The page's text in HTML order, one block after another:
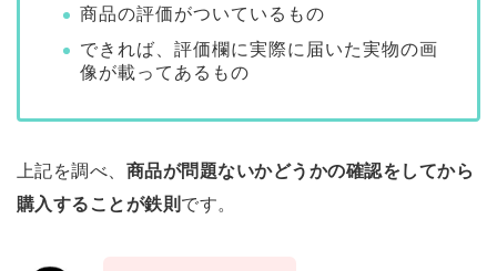
商品の評価がついているもの
できれば、評価欄に実際に届いた実物の画
像が載ってあるもの
上記を調べ、 商品が問題ないかどうかの確認をしてから
購入することが鉄則 です。